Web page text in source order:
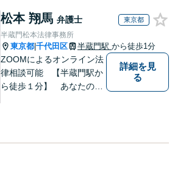
松本 翔馬 弁護士 東京都
半蔵門松本法律事務所
東京都 千代田区 半蔵門駅 から徒歩1分
ZOOMによるオンライン法
律相談可能 【半蔵門駅か
ら徒歩１分】 あなたの心
詳細を見
る